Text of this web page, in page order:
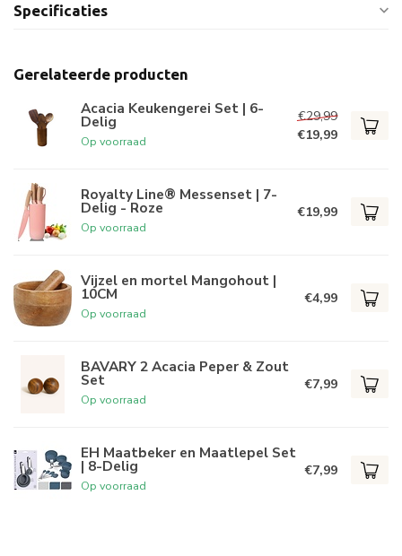
Specificaties
Gerelateerde producten
Acacia Keukengerei Set | 6-
Delig
Op voorraad
€29,99
€19,99
Royalty Line® Messenset | 7-
Delig - Roze
Op voorraad
€19,99
Vijzel en mortel Mangohout |
10CM
Op voorraad
€4,99
BAVARY 2 Acacia Peper & Zout
Set
Op voorraad
€7,99
EH Maatbeker en Maatlepel Set
| 8-Delig
Op voorraad
€7,99